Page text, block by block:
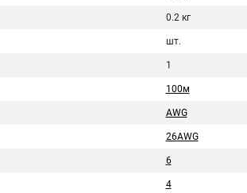
0.2 кг
шт.
1
100м
AWG
26AWG
6
4